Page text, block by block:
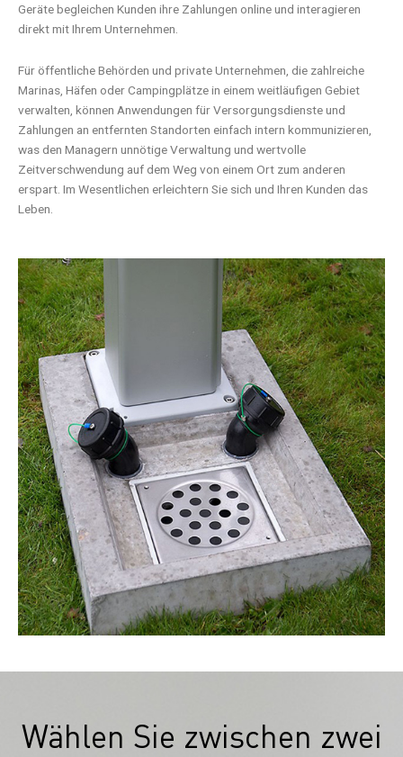
Geräte begleichen Kunden ihre Zahlungen online und interagieren
direkt mit Ihrem Unternehmen.
Für öffentliche Behörden und private Unternehmen, die zahlreiche
Marinas, Häfen oder Campingplätze in einem weitläufigen Gebiet
verwalten, können Anwendungen für Versorgungsdienste und
Zahlungen an entfernten Standorten einfach intern kommunizieren,
was den Managern unnötige Verwaltung und wertvolle
Zeitverschwendung auf dem Weg von einem Ort zum anderen
erspart. Im Wesentlichen erleichtern Sie sich und Ihren Kunden das
Leben.
Wählen Sie zwischen zwei